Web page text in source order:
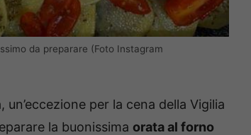
da preparare (Foto Instagram
per la cena della Vigilia
la buonissima orata al forno